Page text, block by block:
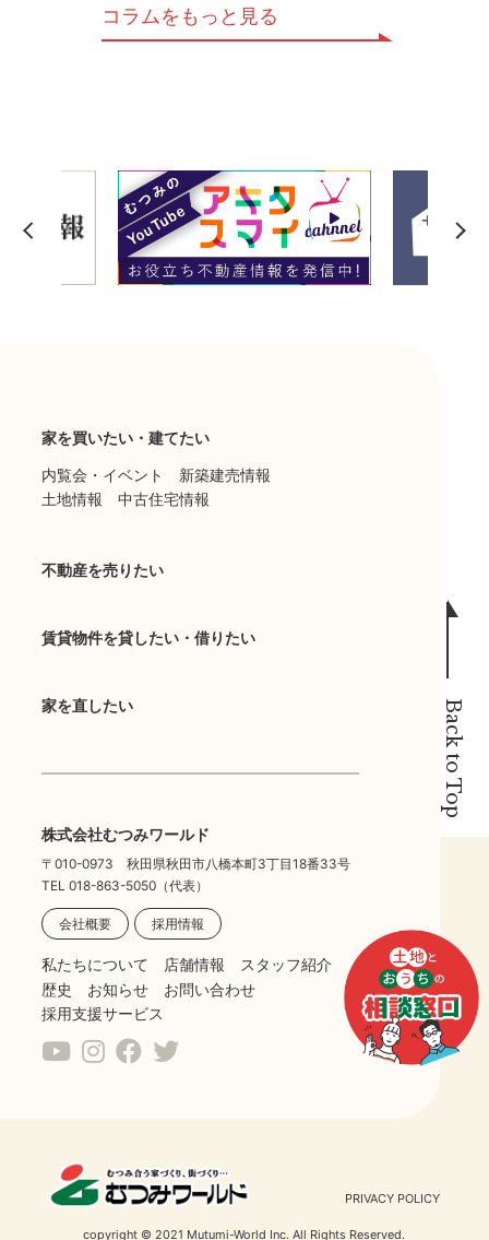
コラムをもっと見る
家を買いたい・建てたい
内覧会・イベント
新築建売情報
土地情報
中古住宅情報
不動産を売りたい
賃貸物件を貸したい・借りたい
家を直したい
株式会社むつみワールド
〒010-0973 秋田県秋田市八橋本町3丁目18番33号
TEL 018-863-5050（代表）
会社概要 採用情報
私たちについて 店舗情報
スタッフ紹介
歴史
お知らせ
お問い合わせ
採用支援サービス
Back to Top
PRIVACY POLICY
copyright © 2021 Mutumi-World Inc. All Rights Reserved.